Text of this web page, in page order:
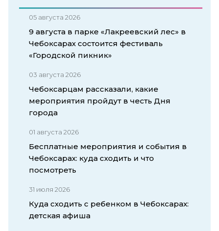
05 августа 2026
9 августа в парке «Лакреевский лес» в
Чебоксарах состоится фестиваль
«Городской пикник»
03 августа 2026
Чебоксарцам рассказали, какие
мероприятия пройдут в честь Дня
города
01 августа 2026
Бесплатные мероприятия и события в
Чебоксарах: куда сходить и что
посмотреть
31 июля 2026
Куда сходить с ребенком в Чебоксарах:
детская афиша